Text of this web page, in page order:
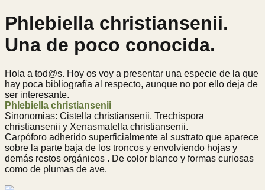
Phlebiella christiansenii.
Una de poco conocida.
Hola a tod@s. Hoy os voy a presentar una especie de la que
hay poca bibliografía al respecto, aunque no por ello deja de
ser interesante.
Phlebiella christiansenii
Sinonomias: Cistella christiansenii, Trechispora
christiansenii y Xenasmatella christiansenii.
Carpóforo adherido superficialmente al sustrato que aparece
sobre la parte baja de los troncos y envolviendo hojas y
demás restos orgánicos . De color blanco y formas curiosas
como de plumas de ave.